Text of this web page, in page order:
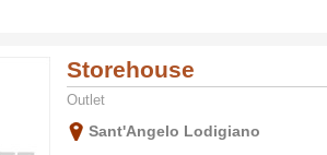
Storehouse
Outlet
Sant'Angelo Lodigiano